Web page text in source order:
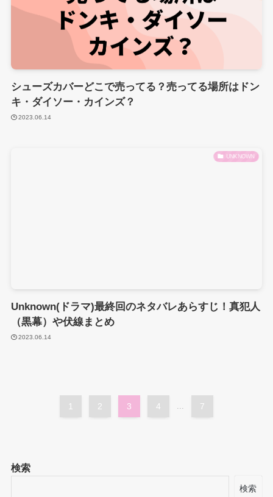
シューズカバーどこで売ってる？売ってる場所はドン
キ・ダイソー・カインズ？
2023.06.14
UNKNOWN
Unknown(ドラマ)最終回のネタバレあらすじ！真犯人
（黒幕）や伏線まとめ
2023.06.14
1 2 3 4 ... 7
検索
検索